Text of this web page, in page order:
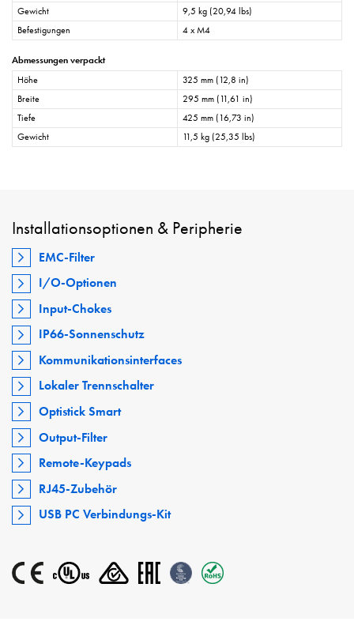
Gewicht
9,5 kg (20,94 lbs)
Befestigungen
4 x M4
Abmessungen verpackt
Höhe
325 mm (12,8 in)
Breite
295 mm (11,61 in)
Tiefe
425 mm (16,73 in)
Gewicht
11,5 kg (25,35 lbs)
Installationsoptionen & Peripherie
EMC-Filter
I/O-Optionen
Input-Chokes
IP66-Sonnenschutz
Kommunikationsinterfaces
Lokaler Trennschalter
Optistick Smart
Output-Filter
Remote-Keypads
RJ45-Zubehör
USB PC Verbindungs-Kit